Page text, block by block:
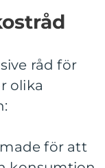
råd för
olika
för att